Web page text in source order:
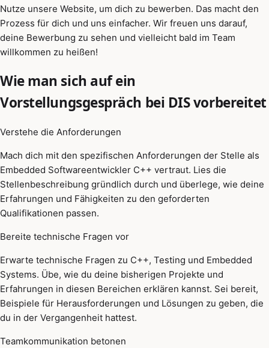
Nutze unsere Website, um dich zu bewerben. Das macht den
Prozess für dich und uns einfacher. Wir freuen uns darauf,
deine Bewerbung zu sehen und vielleicht bald im Team
willkommen zu heißen!
Wie man sich auf ein
Vorstellungsgespräch bei DIS vorbereitet
Verstehe die Anforderungen
Mach dich mit den spezifischen Anforderungen der Stelle als
Embedded Softwareentwickler C++ vertraut. Lies die
Stellenbeschreibung gründlich durch und überlege, wie deine
Erfahrungen und Fähigkeiten zu den geforderten
Qualifikationen passen.
Bereite technische Fragen vor
Erwarte technische Fragen zu C++, Testing und Embedded
Systems. Übe, wie du deine bisherigen Projekte und
Erfahrungen in diesen Bereichen erklären kannst. Sei bereit,
Beispiele für Herausforderungen und Lösungen zu geben, die
du in der Vergangenheit hattest.
Teamkommunikation betonen